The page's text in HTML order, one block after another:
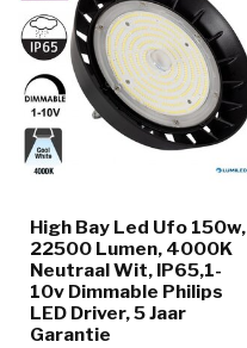
High Bay Led Ufo 150w,
22500 Lumen, 4000K
Neutraal Wit, IP65,1-
10v Dimmable Philips
LED Driver, 5 Jaar
Garantie